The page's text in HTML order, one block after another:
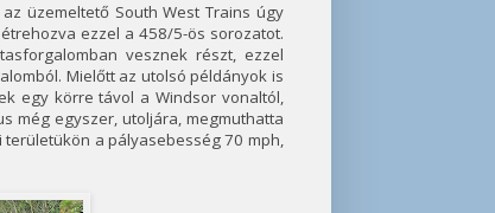
üzemeltető South West Trains úgy
ezzel a 458/5-ös sorozatot.
vesznek részt, ezzel
Mielőtt az utolsó példányok is
egy körre távol a Windsor vonaltól,
még egyszer, utoljára, megmuthatta
a pályasebesség 70 mph,